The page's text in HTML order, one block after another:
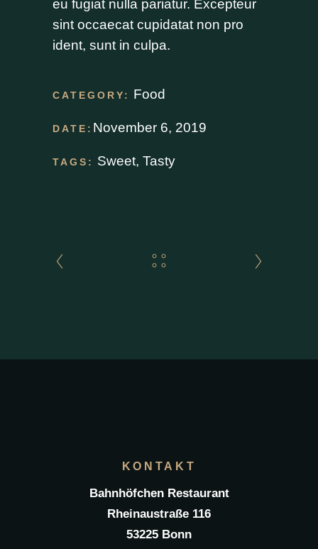
eu fugiat nulla pariatur. Excepteur
sint occaecat cupidatat non pro
ident, sunt in culpa.
CATEGORY: Food
DATE: November 6, 2019
TAGS: Sweet,Tasty
KONTAKT
Bahnhöfchen Restaurant
Rheinaustraße 116
53225 Bonn